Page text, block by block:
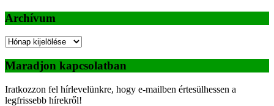
Archívum
Archívum
Maradjon kapcsolatban
Iratkozzon fel hírlevelünkre, hogy e-mailben értesülhessen a
legfrissebb hírekről!